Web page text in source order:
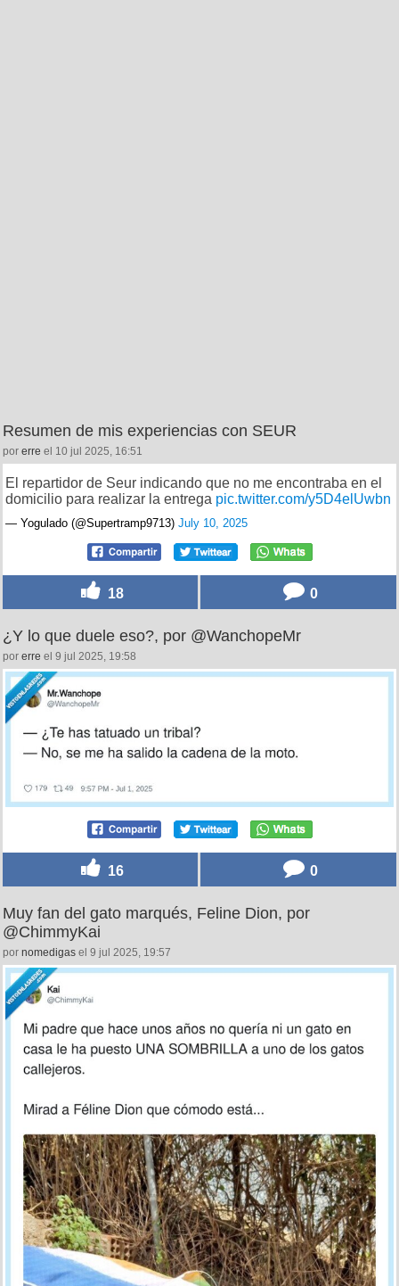
Resumen de mis experiencias con SEUR
por erre el 10 jul 2025, 16:51
El repartidor de Seur indicando que no me encontraba en el
domicilio para realizar la entrega pic.twitter.com/y5D4elUwbn
— Yogulado (@Supertramp9713) July 10, 2025
18 0
¿Y lo que duele eso?, por @WanchopeMr
por erre el 9 jul 2025, 19:58
16 0
Muy fan del gato marqués, Feline Dion, por
@ChimmyKai
por nomedigas el 9 jul 2025, 19:57